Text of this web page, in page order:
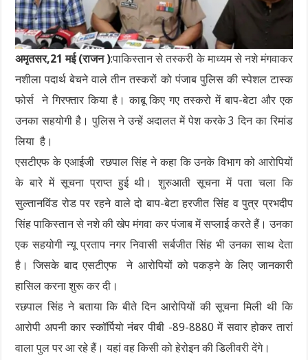
अमृतसर,21 मई (राजन ):पाकिस्तान से तस्करी के माध्यम से नशे मंगवाकर
नशीला पदार्थ बेचने वाले तीन तस्करों को पंजाब पुलिस की स्पेशल टास्क
फोर्स ने गिरफ्तार किया है। काबू किए गए तस्करो में बाप-बेटा और एक
उनका सहयोगी है। पुलिस ने उन्हें अदालत में पेश करके 3 दिन का रिमांड
लिया है।
एसटीएफ के एआईजी रछपाल सिंह ने कहा कि उनके विभाग को आरोपियों
के बारे में सूचना प्राप्त हुई थी। शुरुआती सूचना में पता चला कि
सुल्तानविंड रोड पर रहने वाले दो बाप-बेटा हरजीत सिंह व पुत्र प्रभदीप
सिंह पाकिस्तान से नशे की खेप मंगवा कर पंजाब में सप्लाई करते हैं। उनका
एक सहयोगी न्यू प्रताप नगर निवासी सर्बजीत सिंह भी उनका साथ देता
है। जिसके बाद एसटीएफ ने आरोपियों को पकड़ने के लिए जानकारी
हासिल करना शुरू कर दी।
रछपाल सिंह ने बताया कि बीते दिन आरोपियों की सूचना मिली थी कि
आरोपी अपनी कार स्कॉर्पियो नंबर पीबी -89-8880 में सवार होकर तारां
वाला पुल पर आ रहे हैं। यहां वह किसी को हेरोइन की डिलीवरी देंगे।